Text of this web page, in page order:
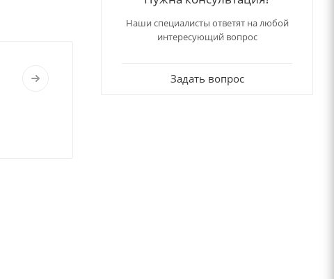
Наши специалисты ответят на любой
интересующий вопрос
Задать вопрос